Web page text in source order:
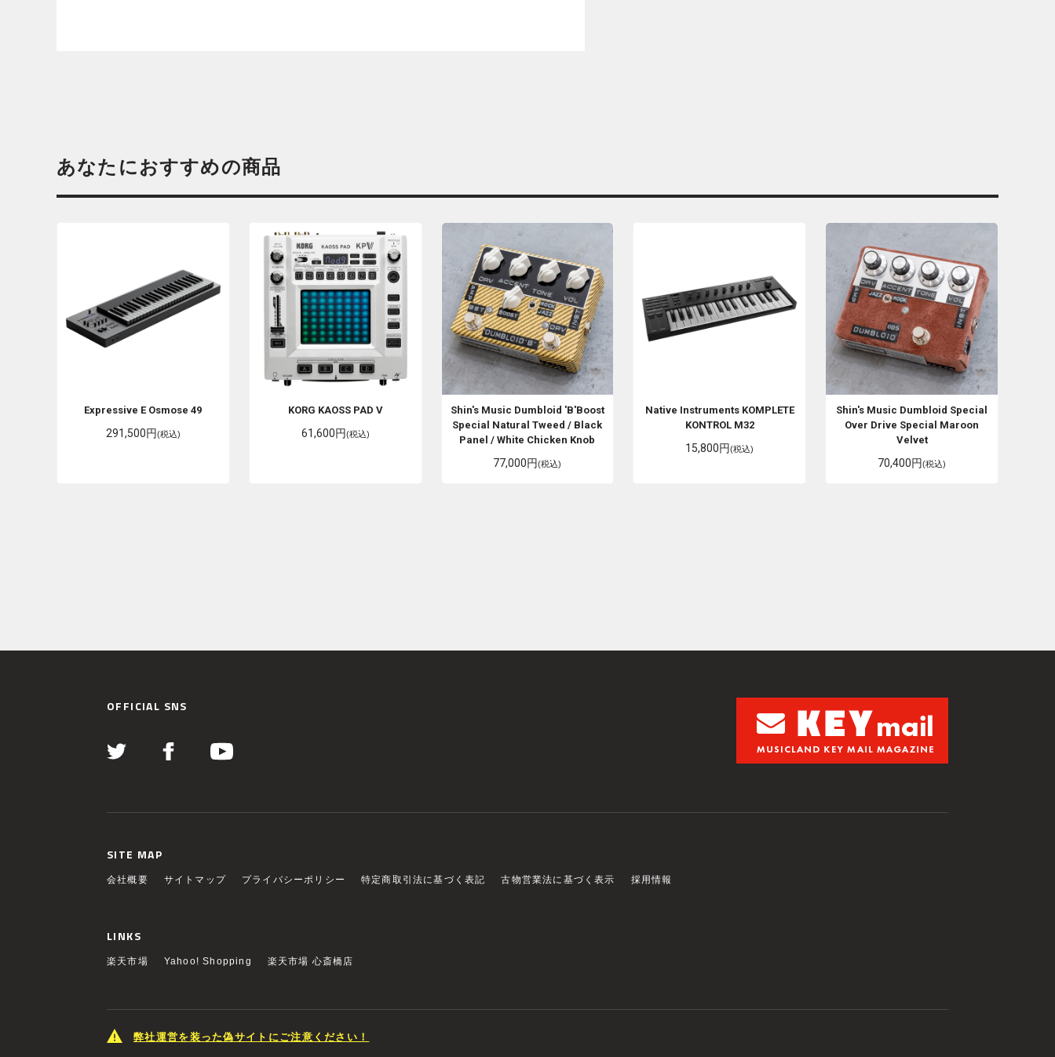
あなたにおすすめの商品
Expressive E Osmose 49
291,500円(税込)
KORG KAOSS PAD V
61,600円(税込)
Shin's Music Dumbloid 'B'Boost
Special Natural Tweed / Black
Panel / White Chicken Knob
77,000円(税込)
Native Instruments KOMPLETE
KONTROL M32
15,800円(税込)
Shin's Music Dumbloid Special
Over Drive Special Maroon
Velvet
70,400円(税込)
OFFICIAL SNS
SITE MAP
会社概要 サイトマップ プライバシーポリシー 特定商取引法に基づく表記 古物営業法に基づく表示 採用情報
LINKS
楽天市場 Yahoo! Shopping 楽天市場 心斎橋店
弊社運営を装った偽サイトにご注意ください！